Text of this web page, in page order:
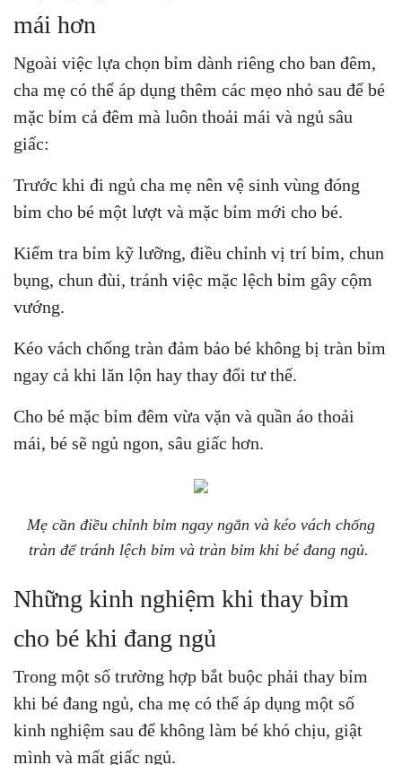
mái hơn
Ngoài việc lựa chọn bỉm dành riêng cho ban đêm,
cha mẹ có thể áp dụng thêm các mẹo nhỏ sau để bé
mặc bỉm cả đêm mà luôn thoải mái và ngủ sâu
giấc:
Trước khi đi ngủ cha mẹ nên vệ sinh vùng đóng
bỉm cho bé một lượt và mặc bỉm mới cho bé.
Kiểm tra bỉm kỹ lưỡng, điều chỉnh vị trí bỉm, chun
bụng, chun đùi, tránh việc mặc lệch bỉm gây cộm
vướng.
Kéo vách chống tràn đảm bảo bé không bị tràn bỉm
ngay cả khi lăn lộn hay thay đổi tư thế.
Cho bé mặc bỉm đêm vừa vặn và quần áo thoải
mái, bé sẽ ngủ ngon, sâu giấc hơn.
Mẹ cần điều chỉnh bỉm ngay ngắn và kéo vách chống
tràn để tránh lệch bỉm và tràn bỉm khi bé đang ngủ.
Những kinh nghiệm khi thay bỉm
cho bé khi đang ngủ
Trong một số trường hợp bắt buộc phải thay bỉm
khi bé đang ngủ, cha mẹ có thể áp dụng một số
kinh nghiệm sau để không làm bé khó chịu, giật
mình và mất giấc ngủ.